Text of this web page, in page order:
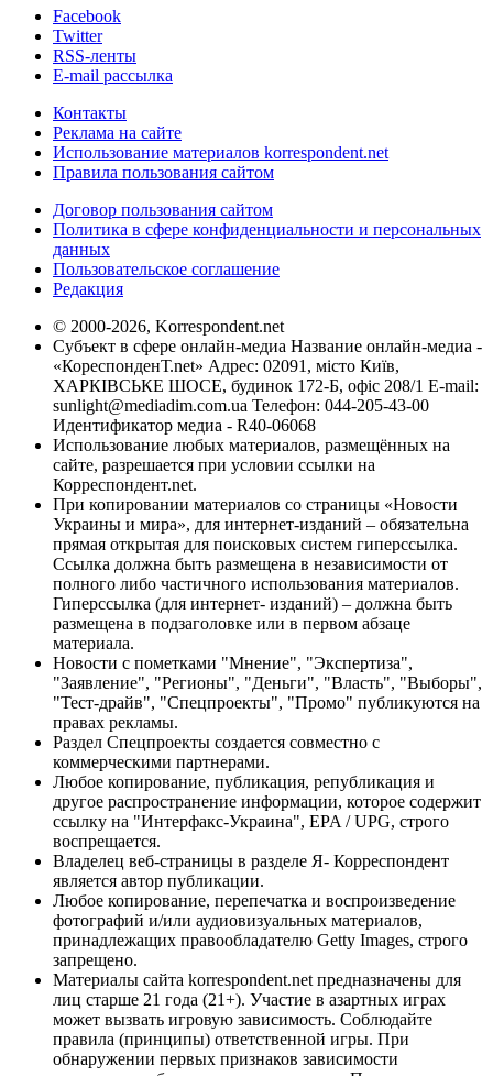
Facebook
Twitter
RSS-ленты
E-mail рассылка
Контакты
Реклама на сайте
Использование материалов korrespondent.net
Правила пользования сайтом
Договор пользования сайтом
Политика в сфере конфиденциальности и персональных
данных
Пользовательское соглашение
Редакция
© 2000-2026, Korrespondent.net
Субъект в сфере онлайн-медиа Название онлайн-медиа -
«КореспонденТ.net» Адрес: 02091, місто Київ,
ХАРКІВСЬКЕ ШОСЕ, будинок 172-Б, офіс 208/1 E-mail:
sunlight@mediadim.com.ua Телефон: 044-205-43-00
Идентификатор медиа - R40-06068
Использование любых материалов, размещённых на
сайте, разрешается при условии ссылки на
Корреспондент.net.
При копировании материалов со страницы «Новости
Украины и мира», для интернет-изданий – обязательна
прямая открытая для поисковых систем гиперссылка.
Ссылка должна быть размещена в независимости от
полного либо частичного использования материалов.
Гиперссылка (для интернет- изданий) – должна быть
размещена в подзаголовке или в первом абзаце
материала.
Новости с пометками "Мнение", "Экспертиза",
"Заявление", "Регионы", "Деньги", "Власть", "Выборы",
"Тест-драйв", "Спецпроекты", "Промо" публикуются на
правах рекламы.
Раздел Спецпроекты создается совместно с
коммерческими партнерами.
Любое копирование, публикация, републикация и
другое распространение информации, которое содержит
ссылку на "Интерфакс-Украина", EPA / UPG, строго
воспрещается.
Владелец веб-страницы в разделе Я- Корреспондент
является автор публикации.
Любое копирование, перепечатка и воспроизведение
фотографий и/или аудиовизуальных материалов,
принадлежащих правообладателю Getty Images, строго
запрещено.
Материалы сайта korrespondent.net предназначены для
лиц старше 21 года (21+). Участие в азартных играх
может вызвать игровую зависимость. Соблюдайте
правила (принципы) ответственной игры. При
обнаружении первых признаков зависимости